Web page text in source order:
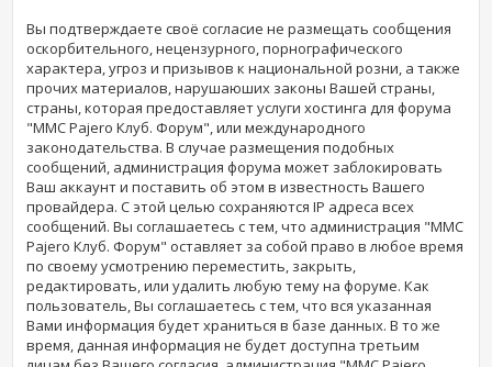
Вы подтверждаете своё согласие не размещать сообщения
оскорбительного, нецензурного, порнографического
характера, угроз и призывов к национальной розни, а также
прочих материалов, нарушаюших законы Вашей страны,
страны, которая предоставляет услуги хостинга для форума
"MMC Pajero Клуб. Форум", или международного
законодательства. В случае размещения подобных
сообщений, администрация форума может заблокировать
Ваш аккаунт и поставить об этом в известность Вашего
провайдера. С этой целью сохраняются IP адреса всех
сообщений. Вы соглашаетесь с тем, что администрация "MMC
Pajero Клуб. Форум" оставляет за собой право в любое время
по своему усмотрению переместить, закрыть,
редактировать, или удалить любую тему на форуме. Как
пользователь, Вы соглашаетесь с тем, что вся указанная
Вами информация будет храниться в базе данных. В то же
время, данная информация не будет доступна третьим